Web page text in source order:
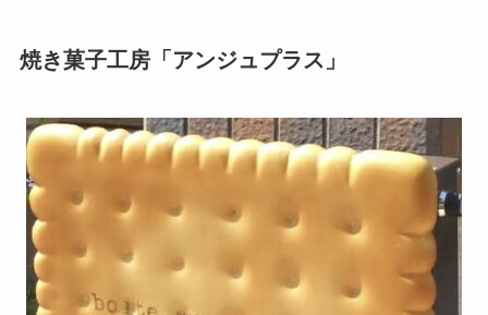
焼き菓子工房「アンジュプラス」